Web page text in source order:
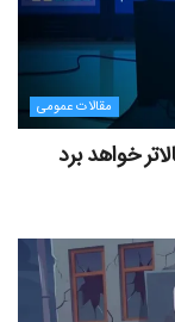
مقالات عمومی
خواهد برد